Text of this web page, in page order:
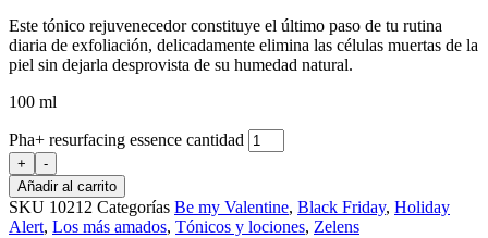
Este tónico rejuvenecedor constituye el último paso de tu rutina
diaria de exfoliación, delicadamente elimina las células muertas de la
piel sin dejarla desprovista de su humedad natural.
100 ml
Pha+ resurfacing essence cantidad
+
-
Añadir al carrito
SKU 10212 Categorías Be my Valentine, Black Friday, Holiday
Alert, Los más amados, Tónicos y lociones, Zelens